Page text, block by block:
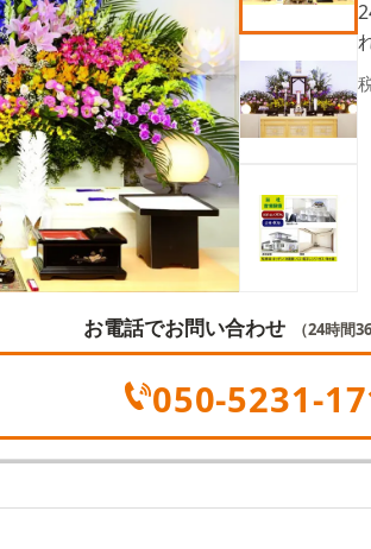
お電話でお問い合わせ （24時間
050-5231-